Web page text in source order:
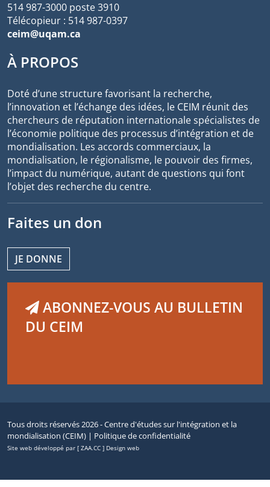
514 987-3000 poste 3910
Télécopieur : 514 987-0397
ceim@uqam.ca
À PROPOS
Doté d’une structure favorisant la recherche,
l’innovation et l’échange des idées, le CEIM réunit des
chercheurs de réputation internationale spécialistes de
l’économie politique des processus d’intégration et de
mondialisation. Les accords commerciaux, la
mondialisation, le régionalisme, le pouvoir des firmes,
l’impact du numérique, autant de questions qui font
l’objet des recherche du centre.
Faites un don
JE DONNE
ABONNEZ-VOUS AU BULLETIN
DU CEIM
Tous droits réservés 2026 - Centre d'études sur l'intégration et la
mondialisation (CEIM) | Politique de confidentialité
Site web développé par [ ZAA.CC ] Design web